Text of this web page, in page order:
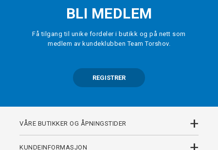
BLI MEDLEM
Få tilgang til unike fordeler i butikk og på nett som
medlem av kundeklubben Team Torshov.
REGISTRER
VÅRE BUTIKKER OG ÅPNINGSTIDER +
KUNDEINFORMASJON